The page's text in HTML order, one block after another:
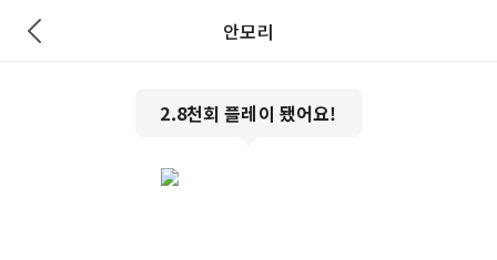
안모리
2.8천회 플레이 됐어요!